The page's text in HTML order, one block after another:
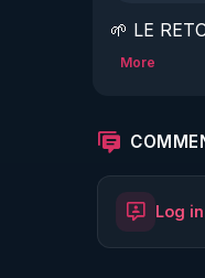
🌱 LE
🌱 LE
http://
More
Log in